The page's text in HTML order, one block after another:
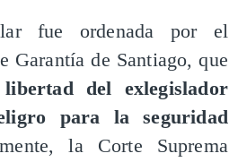
fue ordenada por el
Garantía de Santiago, que
del exlegislador
para la seguridad
la Corte Suprema